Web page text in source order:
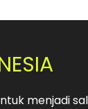
menjadi